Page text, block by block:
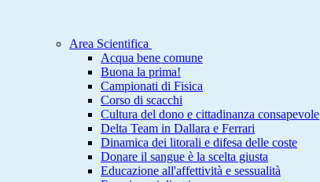
Area Scientifica
Acqua bene comune
Buona la prima!
Campionati di Fisica
Corso di scacchi
Cultura del dono e cittadinanza consapevole
Delta Team in Dallara e Ferrari
Dinamica dei litorali e difesa delle coste
Donare il sangue è la scelta giusta
Educazione all'affettività e sessualità